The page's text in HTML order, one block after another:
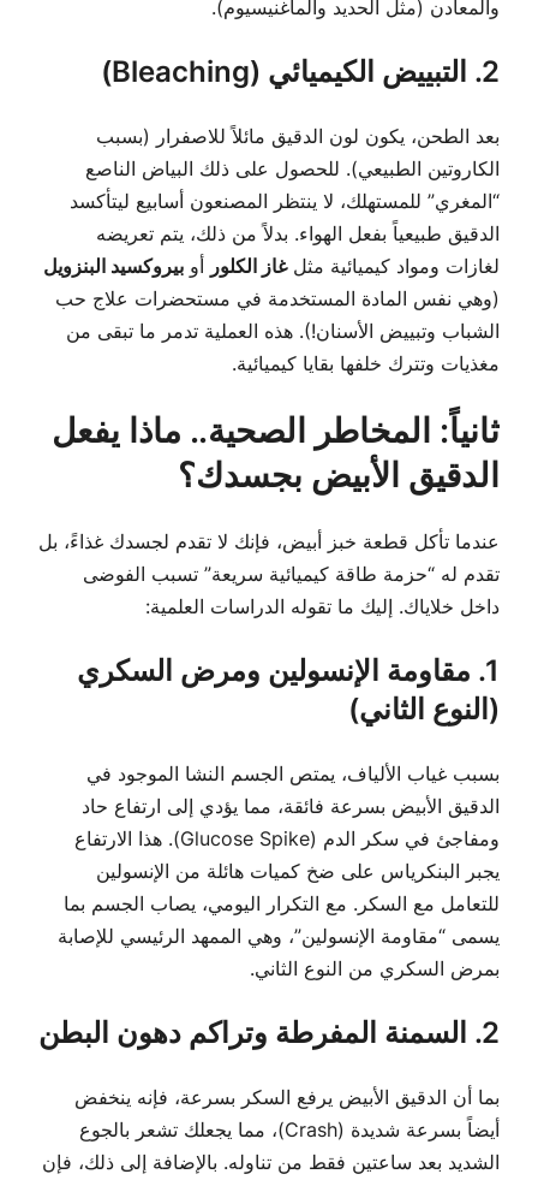
والمعادن (مثل الحديد والماغنيسيوم).
2. التبييض الكيميائي (Bleaching)
بعد الطحن، يكون لون الدقيق مائلاً للاصفرار (بسبب
الكاروتين الطبيعي). للحصول على ذلك البياض الناصع
“المغري” للمستهلك، لا ينتظر المصنعون أسابيع ليتأكسد
الدقيق طبيعياً بفعل الهواء. بدلاً من ذلك، يتم تعريضه
لغازات ومواد كيميائية مثلغاز الكلور أو بيروكسيد البنزويل
(وهي نفس المادة المستخدمة في مستحضرات علاج حب
الشباب وتبييض الأسنان!). هذه العملية تدمر ما تبقى من
مغذيات وتترك خلفها بقايا كيميائية.
ثانياً: المخاطر الصحية.. ماذا يفعل
الدقيق الأبيض بجسدك؟
عندما تأكل قطعة خبز أبيض، فإنك لا تقدم لجسدك غذاءً، بل
تقدم له “حزمة طاقة كيميائية سريعة” تسبب الفوضى
داخل خلاياك. إليك ما تقوله الدراسات العلمية:
1. مقاومة الإنسولين ومرض السكري
(النوع الثاني)
بسبب غياب الألياف، يمتص الجسم النشا الموجود في
الدقيق الأبيض بسرعة فائقة، مما يؤدي إلى ارتفاع حاد
ومفاجئ في سكر الدم (Glucose Spike). هذا الارتفاع
يجبر البنكرياس على ضخ كميات هائلة من الإنسولين
للتعامل مع السكر. مع التكرار اليومي، يصاب الجسم بما
يسمى “مقاومة الإنسولين”، وهي الممهد الرئيسي للإصابة
بمرض السكري من النوع الثاني.
2. السمنة المفرطة وتراكم دهون البطن
بما أن الدقيق الأبيض يرفع السكر بسرعة، فإنه ينخفض
أيضاً بسرعة شديدة (Crash)، مما يجعلك تشعر بالجوع
الشديد بعد ساعتين فقط من تناوله. بالإضافة إلى ذلك، فإن